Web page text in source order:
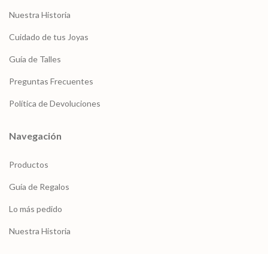
Nuestra Historia
Cuidado de tus Joyas
Guía de Talles
Preguntas Frecuentes
Política de Devoluciones
Navegación
Productos
Guía de Regalos
Lo más pedido
Nuestra Historia